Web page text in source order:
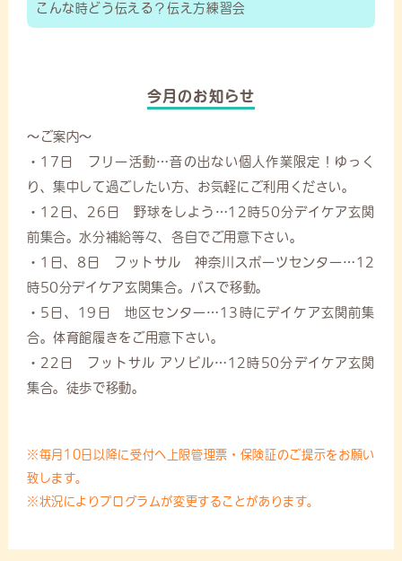
こんな時どう伝える？伝え方練習会
今月のお知らせ
～ご案内～
・17日 フリー活動…音の出ない個人作業限定！ゆっく
り、集中して過ごしたい方、お気軽にご利用ください。
・12日、26日 野球をしよう…12時50分デイケア玄関
前集合。水分補給等々、各自でご用意下さい。
・1日、8日 フットサル 神奈川スポーツセンター…12
時50分デイケア玄関集合。バスで移動。
・5日、19日 地区センター…13時にデイケア玄関前集
合。体育館履きをご用意下さい。
・22日 フットサル アソビル…12時50分デイケア玄関
集合。徒歩で移動。
※毎月10日以降に受付へ上限管理票・保険証のご提示をお願い
致します。
※状況によりプログラムが変更することがあります。